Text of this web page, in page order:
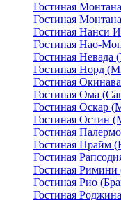
Гостиная
Гостиная
Гостиная Нанси
Гостиная Нао-
Гостиная Невада
Гостиная Норд
Гостиная Окинава
Гостиная Ома
Гостиная Оскар
Гостиная Остин
Гостиная
Гостиная Прайм
Гостиная
Гостиная Римини
Гостиная Рио
Гостиная